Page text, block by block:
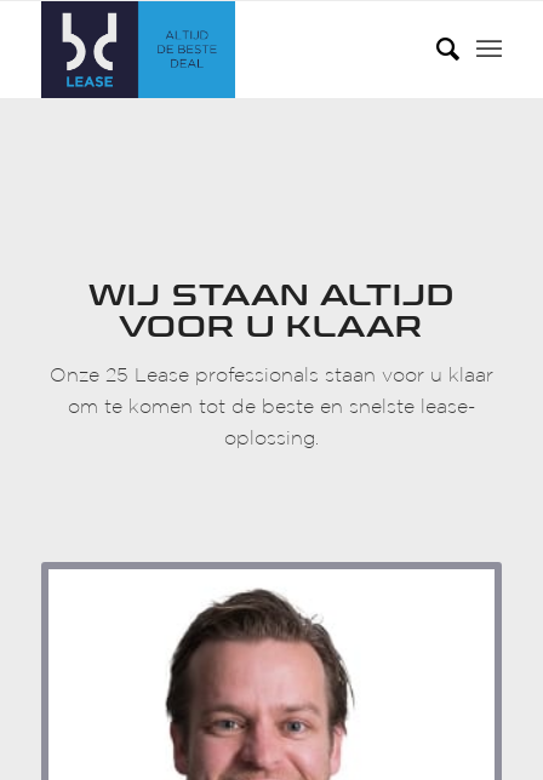
WIJ STAAN ALTIJD
VOOR U KLAAR
Onze 25 Lease professionals staan voor u klaar
om te komen tot de beste en snelste lease-
oplossing.